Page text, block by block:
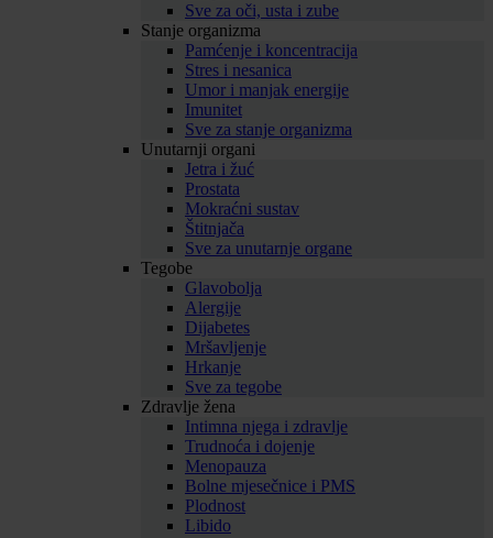
Sve za oči, usta i zube
Stanje organizma
Pamćenje i koncentracija
Stres i nesanica
Umor i manjak energije
Imunitet
Sve za stanje organizma
Unutarnji organi
Jetra i žuć
Prostata
Mokraćni sustav
Štitnjača
Sve za unutarnje organe
Tegobe
Glavobolja
Alergije
Dijabetes
Mršavljenje
Hrkanje
Sve za tegobe
Zdravlje žena
Intimna njega i zdravlje
Trudnoća i dojenje
Menopauza
Bolne mjesečnice i PMS
Plodnost
Libido